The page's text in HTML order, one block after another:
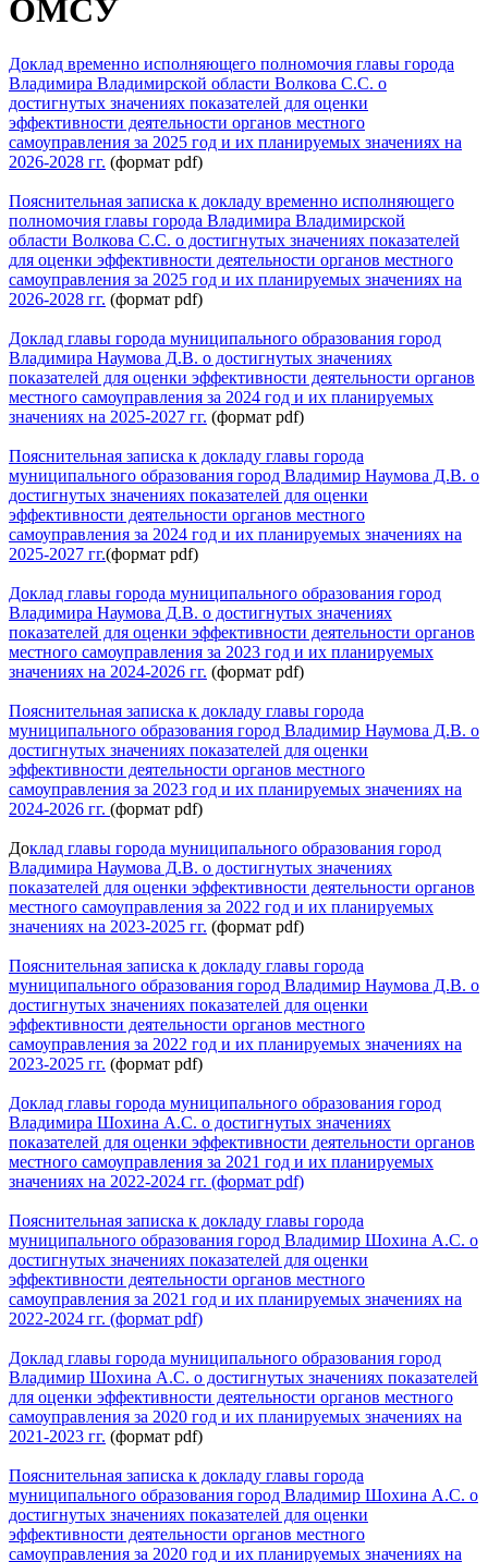
ОМСУ
Доклад временно исполняющего полномочия главы города
Владимира Владимирской области Волкова С.С. о
достигнутых значениях показателей для оценки
эффективности деятельности органов местного
самоуправления за 2025 год и их планируемых значениях на
2026-2028 гг. (формат pdf)
Пояснительная записка к докладу временно исполняющего
полномочия главы города Владимира Владимирской
области Волкова С.С. о достигнутых значениях показателей
для оценки эффективности деятельности органов местного
самоуправления за 2025 год и их планируемых значениях на
2026-2028 гг. (формат pdf)
Доклад главы города муниципального образования город
Владимира Наумова Д.В. о достигнутых значениях
показателей для оценки эффективности деятельности органов
местного самоуправления за 2024 год и их планируемых
значениях на 2025-2027 гг. (формат pdf)
Пояснительная записка к докладу главы города
муниципального образования город Владимир Наумова Д.В. о
достигнутых значениях показателей для оценки
эффективности деятельности органов местного
самоуправления за 2024 год и их планируемых значениях на
2025-2027 гг.(формат pdf)
Доклад главы города муниципального образования город
Владимира Наумова Д.В. о достигнутых значениях
показателей для оценки эффективности деятельности органов
местного самоуправления за 2023 год и их планируемых
значениях на 2024-2026 гг. (формат pdf)
Пояснительная записка к докладу главы города
муниципального образования город Владимир Наумова Д.В. о
достигнутых значениях показателей для оценки
эффективности деятельности органов местного
самоуправления за 2023 год и их планируемых значениях на
2024-2026 гг. (формат pdf)
Доклад главы города муниципального образования город
Владимира Наумова Д.В. о достигнутых значениях
показателей для оценки эффективности деятельности органов
местного самоуправления за 2022 год и их планируемых
значениях на 2023-2025 гг. (формат pdf)
Пояснительная записка к докладу главы города
муниципального образования город Владимир Наумова Д.В. о
достигнутых значениях показателей для оценки
эффективности деятельности органов местного
самоуправления за 2022 год и их планируемых значениях на
2023-2025 гг. (формат pdf)
Доклад главы города муниципального образования город
Владимира Шохина А.С. о достигнутых значениях
показателей для оценки эффективности деятельности органов
местного самоуправления за 2021 год и их планируемых
значениях на 2022-2024 гг. (формат pdf)
Пояснительная записка к докладу главы города
муниципального образования город Владимир Шохина А.С. о
достигнутых значениях показателей для оценки
эффективности деятельности органов местного
самоуправления за 2021 год и их планируемых значениях на
2022-2024 гг. (формат pdf)
Доклад главы города муниципального образования город
Владимир Шохина А.С. о достигнутых значениях показателей
для оценки эффективности деятельности органов местного
самоуправления за 2020 год и их планируемых значениях на
2021-2023 гг. (формат pdf)
Пояснительная записка к докладу главы города
муниципального образования город Владимир Шохина А.С. о
достигнутых значениях показателей для оценки
эффективности деятельности органов местного
самоуправления за 2020 год и их планируемых значениях на